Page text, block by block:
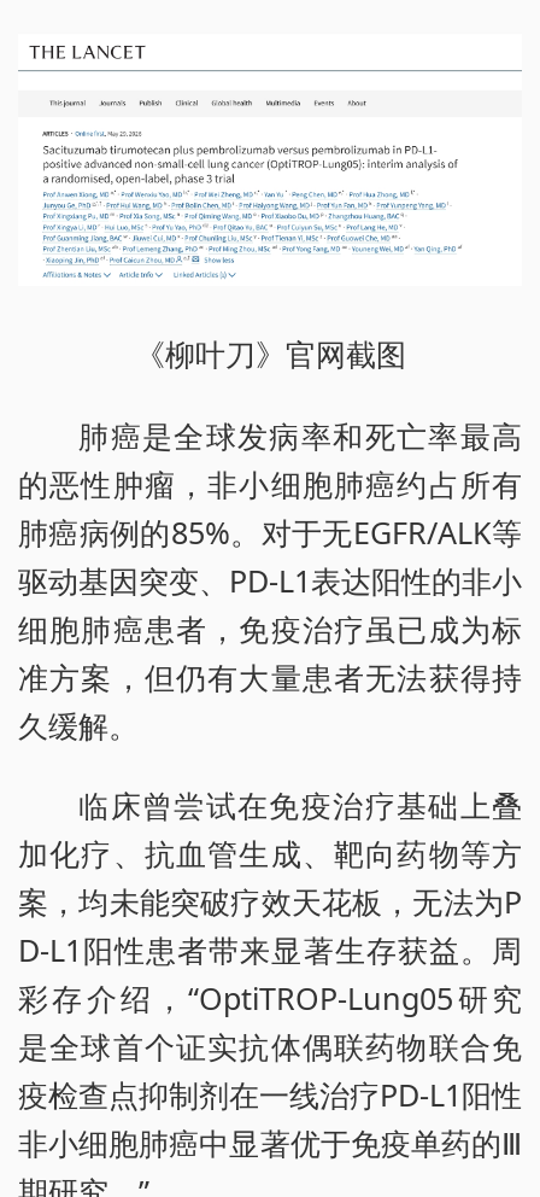
《柳叶刀》官网截图
肺癌是全球发病率和死亡率最高
的恶性肿瘤，非小细胞肺癌约占所有
肺癌病例的85%。对于无EGFR/ALK等
驱动基因突变、PD-L1表达阳性的非小
细胞肺癌患者，免疫治疗虽已成为标
准方案，但仍有大量患者无法获得持
久缓解。
临床曾尝试在免疫治疗基础上叠
加化疗、抗血管生成、靶向药物等方
案，均未能突破疗效天花板，无法为P
D-L1阳性患者带来显著生存获益。周
彩存介绍，“OptiTROP-Lung05研究
是全球首个证实抗体偶联药物联合免
疫检查点抑制剂在一线治疗PD-L1阳性
非小细胞肺癌中显著优于免疫单药的Ⅲ